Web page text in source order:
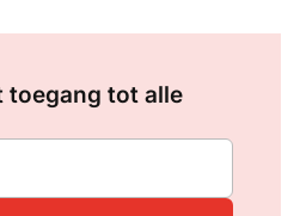
toegang tot alle